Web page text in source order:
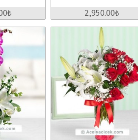
2,950.00₺